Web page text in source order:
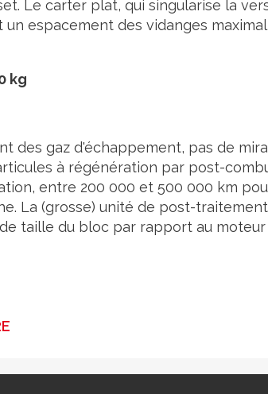
Le carter plat, qui singularise la
un espacement des vidanges
kg
des gaz d'échappement, pas de
à régénération par post-
entre 200 000 et 500 000 km
La (grosse) unité de post-
taille du bloc par rapport au moteur